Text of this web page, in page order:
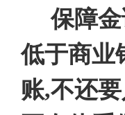
保障
低于商业
账,不还